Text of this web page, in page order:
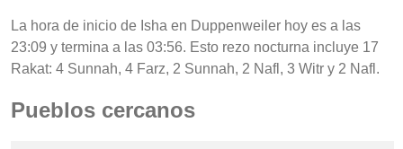
La hora de inicio de Isha en Duppenweiler hoy es a las
23:09 y termina a las 03:56. Esto rezo nocturna incluye 17
Rakat: 4 Sunnah, 4 Farz, 2 Sunnah, 2 Nafl, 3 Witr y 2 Nafl.
Pueblos cercanos